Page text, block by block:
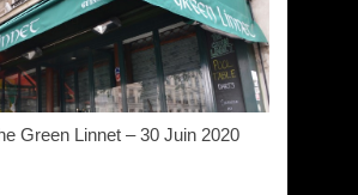
Green Linnet – 30 Juin 2020